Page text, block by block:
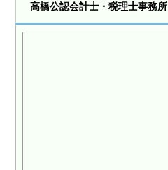
高橋公認会計士・税理士事務所